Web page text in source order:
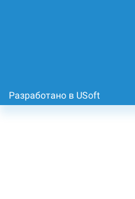
Разработано в USoft